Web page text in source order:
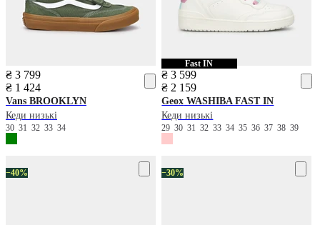
₴ 3 799
₴ 1 424
Vans BROOKLYN
Кеди низькі
30 31 32 33 34
Fast IN
₴ 3 599
₴ 2 159
Geox WASHIBA FAST IN
Кеди низькі
2930313233343536373839
−40% −30%